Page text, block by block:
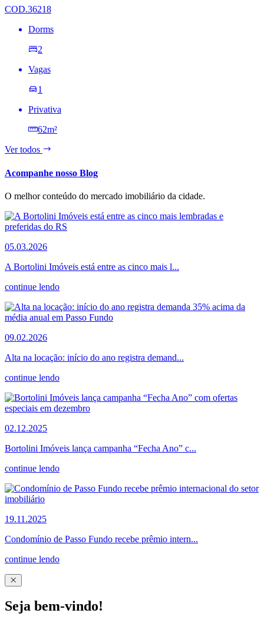
COD.36218
Dorms
2
Vagas
1
Privativa
62m²
Ver todos
Acompanhe nosso Blog
O melhor conteúdo do mercado imobiliário da cidade.
05.03.2026
A Bortolini Imóveis está entre as cinco mais l...
continue lendo
09.02.2026
Alta na locação: início do ano registra demand...
continue lendo
02.12.2025
Bortolini Imóveis lança campanha “Fecha Ano” c...
continue lendo
19.11.2025
Condomínio de Passo Fundo recebe prêmio intern...
continue lendo
Seja bem-vindo!